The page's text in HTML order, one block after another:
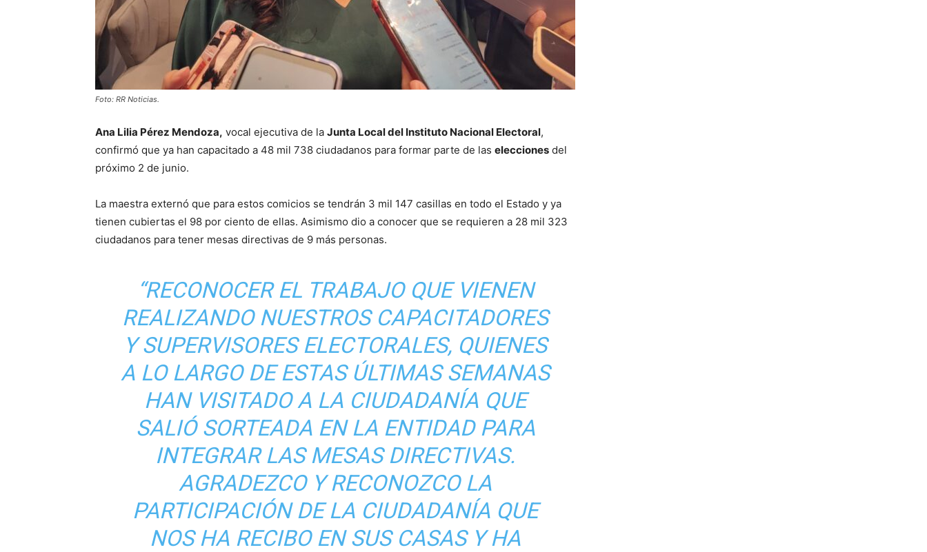
Foto: RR Noticias.
Ana Lilia Pérez Mendoza, vocal ejecutiva de la Junta Local del Instituto Nacional Electoral,
confirmó que ya han capacitado a 48 mil 738 ciudadanos para formar parte de las elecciones del
próximo 2 de junio.
La maestra externó que para estos comicios se tendrán 3 mil 147 casillas en todo el Estado y ya
tienen cubiertas el 98 por ciento de ellas. Asimismo dio a conocer que se requieren a 28 mil 323
ciudadanos para tener mesas directivas de 9 más personas.
“RECONOCER EL TRABAJO QUE VIENEN
REALIZANDO NUESTROS CAPACITADORES
Y SUPERVISORES ELECTORALES, QUIENES
A LO LARGO DE ESTAS ÚLTIMAS SEMANAS
HAN VISITADO A LA CIUDADANÍA QUE
SALIÓ SORTEADA EN LA ENTIDAD PARA
INTEGRAR LAS MESAS DIRECTIVAS.
AGRADEZCO Y RECONOZCO LA
PARTICIPACIÓN DE LA CIUDADANÍA QUE
NOS HA RECIBO EN SUS CASAS Y HA